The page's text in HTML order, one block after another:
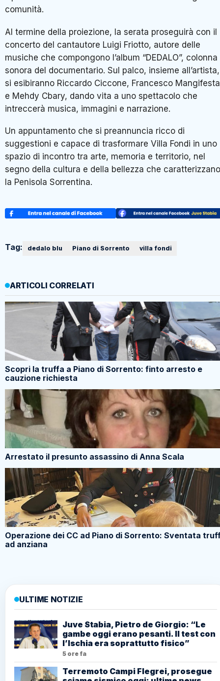
comunità.
Al termine della proiezione, la serata proseguirà con il
concerto del cantautore Luigi Friotto, autore delle
musiche che compongono l’album “DEDALO”, colonna
sonora del documentario. Sul palco, insieme all’artista,
si esibiranno Riccardo Ciccone, Francesco Mangifesta
e Mehdy Cbary, dando vita a uno spettacolo che
intreccerà musica, immagini e narrazione.
Un appuntamento che si preannuncia ricco di
suggestioni e capace di trasformare Villa Fondi in uno
spazio di incontro tra arte, memoria e territorio, nel
segno della cultura e della bellezza che caratterizzano
la Penisola Sorrentina.
Tag: dedalo blu Piano di Sorrento villa fondi
ARTICOLI CORRELATI
Scopri la truffa a Piano di Sorrento: finto arresto e
cauzione richiesta
Arrestato il presunto assassino di Anna Scala
Operazione dei CC ad Piano di Sorrento: Sventata
ad anziana
ULTIME NOTIZIE
Juve Stabia, Pietro de Giorgio: “Le
gambe oggi erano pesanti. Il test con
l’Ischia era soprattutto fisico”
5 ore fa
Terremoto Campi Flegrei, prosegue